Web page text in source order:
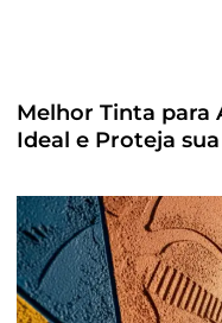
Melhor Tinta para
Ideal e Proteja sua